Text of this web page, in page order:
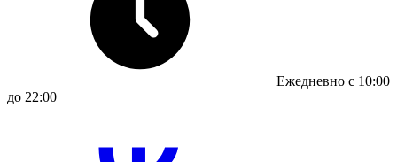
Ежедневно с 10:00
до 22:00